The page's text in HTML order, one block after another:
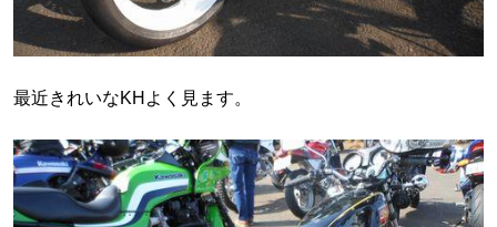
最近きれいなKHよく見ます。